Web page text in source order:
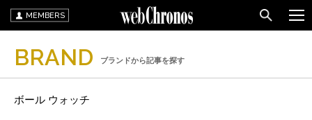
MEMBERS
BRAND ブランドから記事を探す
ボール ウォッチ